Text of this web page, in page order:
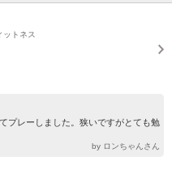
ットネス
プレーしました。狭いですがとても勉
by ロンちゃんさん